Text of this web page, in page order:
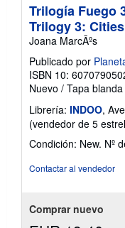
Trilogía Fuego
Trilogy 3:
Joana MarcÃºs
Publicado por
ISBN 10:
Nuevo / Tapa blanda
Librería: INDOO,
(vendedor de 5
Condición: New. Nº
Contactar al vendedor
Comprar nuevo